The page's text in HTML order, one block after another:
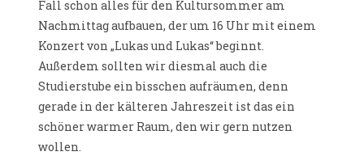
Fall schon alles für den Kultursommer am
Nachmittag aufbauen, der um 16 Uhr mit einem
Konzert von „Lukas und Lukas“ beginnt.
Außerdem sollten wir diesmal auch die
Studierstube ein bisschen aufräumen, denn
gerade in der kälteren Jahreszeit ist das ein
schöner warmer Raum, den wir gern nutzen
wollen.